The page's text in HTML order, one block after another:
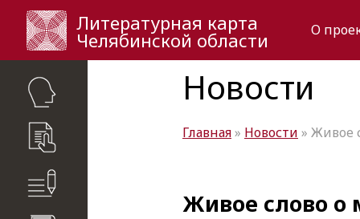
Литературная карта
Челябинской области О
Новости
Главная» Новости » Живое
Живое слово о